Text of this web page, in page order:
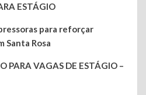
ESTÁGIO
para reforçar
Santa Rosa
PARA VAGAS DE ESTÁGIO –